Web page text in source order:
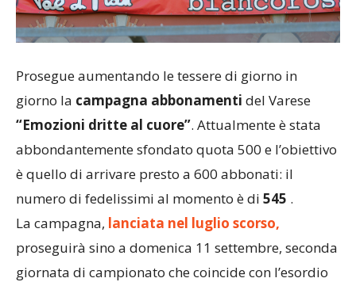
Prosegue aumentando le tessere di giorno in
giorno la campagna abbonamenti del Varese
“Emozioni dritte al cuore”. Attualmente è stata
abbondantemente sfondato quota 500 e l’obiettivo
è quello di arrivare presto a 600 abbonati: il
numero di fedelissimi al momento è di 545 .
La campagna, lanciata nel luglio scorso,
proseguirà sino a domenica 11 settembre, seconda
giornata di campionato che coincide con l’esordio